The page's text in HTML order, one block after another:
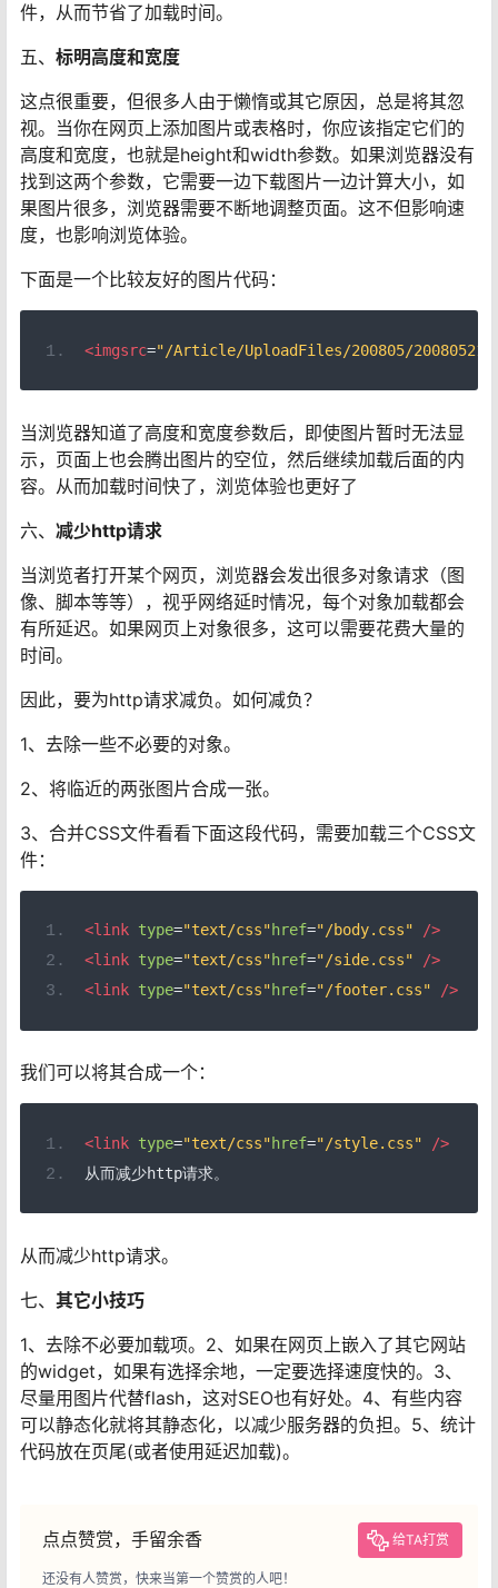
件，从而节省了加载时间。
五、 标明高度和宽度
这点很重要，但很多人由于懒惰或其它原因，总是将其忽
视。当你在网页上添加图片或表格时，你应该指定它们的
高度和宽度，也就是height和width参数。如果浏览器没有
找到这两个参数，它需要一边下载图片一边计算大小，如
果图片很多，浏览器需要不断地调整页面。这不但影响速
度，也影响浏览体验。
下面是一个比较友好的图片代码：
<imgsrc="/Article/UploadFiles/200805/
当浏览器知道了高度和宽度参数后，即使图片暂时无法显
示，页面上也会腾出图片的空位，然后继续加载后面的内
容。从而加载时间快了，浏览体验也更好了
六、 减少http请求
当浏览者打开某个网页，浏览器会发出很多对象请求（图
像、脚本等等），视乎网络延时情况，每个对象加载都会
有所延迟。如果网页上对象很多，这可以需要花费大量的
时间。
因此，要为http请求减负。如何减负？
1、去除一些不必要的对象。
2、将临近的两张图片合成一张。
3、合并CSS文件看看下面这段代码，需要加载三个CSS文
件：
<link type="text/css"href="/body.css"
/>
<link type="text/css"href="/side.css"
/>
<link type="text/css"href="/footer.css" />
我们可以将其合成一个：
<link type="text/css"href="/style.css"
/>
从而减少http请求。
从而减少http请求。
七、 其它小技巧
1、去除不必要加载项。2、如果在网页上嵌入了其它网站
的widget，如果有选择余地，一定要选择速度快的。3、
尽量用图片代替flash，这对SEO也有好处。4、有些内容
可以静态化就将其静态化，以减少服务器的负担。5、统计
代码放在页尾(或者使用延迟加载)。
点点赞赏，手留余香 给TA打赏
还没有人赞赏，快来当第一个赞赏的人吧！